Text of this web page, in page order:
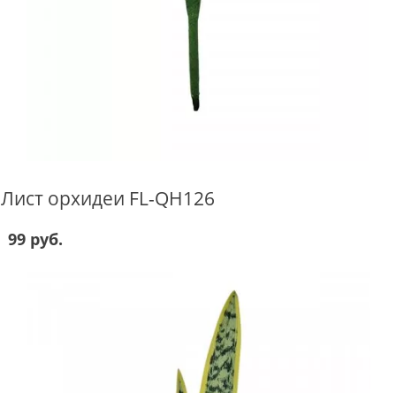
Лист орхидеи FL-QH126
99 руб.